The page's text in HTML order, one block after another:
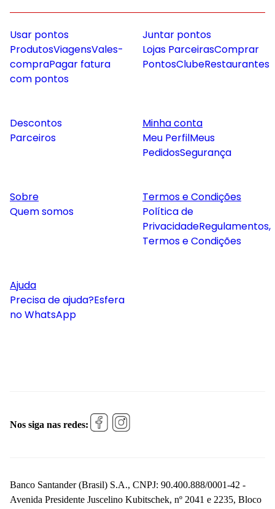
Usar pontos
ProdutosViagensVales-
compraPagar fatura
com pontos
Juntar pontos
Lojas ParceirasComprar
PontosClubeRestaurantes
Descontos
Parceiros
Minha conta
Meu PerfilMeus
PedidosSegurança
Sobre
Quem somos
Termos e Condições
Política de
PrivacidadeRegulamentos,
Termos e Condições
Ajuda
Precisa de ajuda?Esfera
no WhatsApp
Nos siga nas redes:
Banco Santander (Brasil) S.A., CNPJ: 90.400.888/0001-42 -
Avenida Presidente Juscelino Kubitschek, nº 2041 e 2235, Bloco